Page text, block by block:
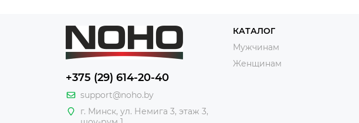
+375 (29) 614-20-40
support@noho.by
г. Минск, ул. Немига 3, этаж 3,
КАТАЛОГ
Мужчинам
Женщинам